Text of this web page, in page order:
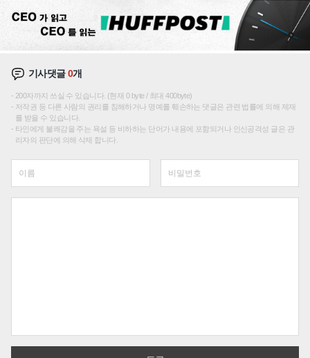
기사댓글0개
200자까지 쓰실 수 있습니다. (현재 0 byte / 최대 400byte)
저작권 등 다른 사람의 권리를 침해하거나 명예를 훼손하는 댓글은 관련 법률에 의해 제재
를 받을 수 있습니다.
타인에게 불쾌감을 주는 욕설 등 비하하는 단어가 내용에 포함되거나 인신공격성 글은 관
리자의 판단에 의해 삭제 합니다.